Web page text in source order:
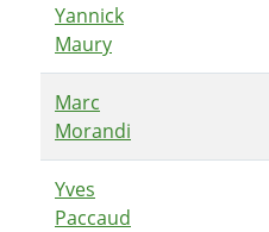
Yannick
Maury
Marc
Morandi
Yves
Paccaud